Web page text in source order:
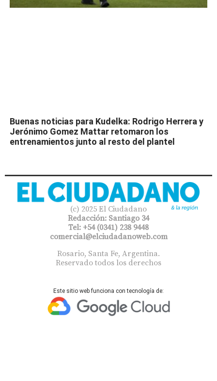
Buenas noticias para Kudelka: Rodrigo Herrera y
Jerónimo Gomez Mattar retomaron los
entrenamientos junto al resto del plantel
(c) 2025 El Ciudadano
Redacción: Santiago 34
Tel: +54 (0341) 238 9448
comercial@elciudadanoweb.com​
Rosario, Santa Fe, Argentina.
Reservado todos los derechos
Este sitio web funciona con tecnología de: